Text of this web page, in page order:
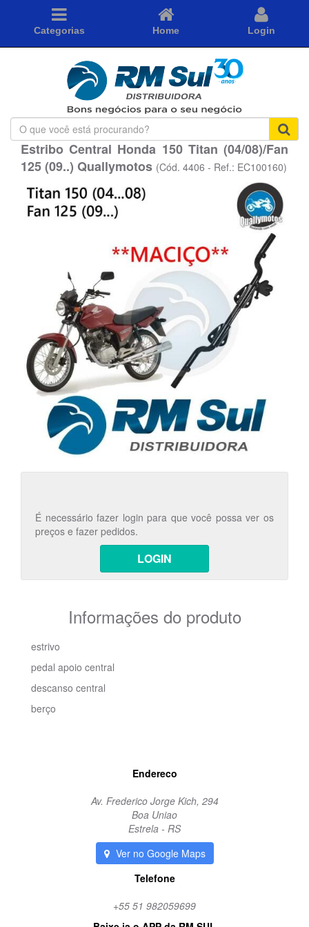
Categorias Home Login
O
que
você
está
Estribo Central Honda 150 Titan (04/08)/Fan
125 (09..) Quallymotos (Cód. 4406 - Ref.: EC100160)
É necessário fazer login para que você possa ver os
preços e fazer pedidos.
LOGIN
Informações do produto
estrivo
pedal apoio central
descanso central
berço
Endereco
Av. Frederico Jorge Kich, 294
Boa Uniao
Estrela - RS
Ver no Google Maps
Telefone
+55 51 982059699